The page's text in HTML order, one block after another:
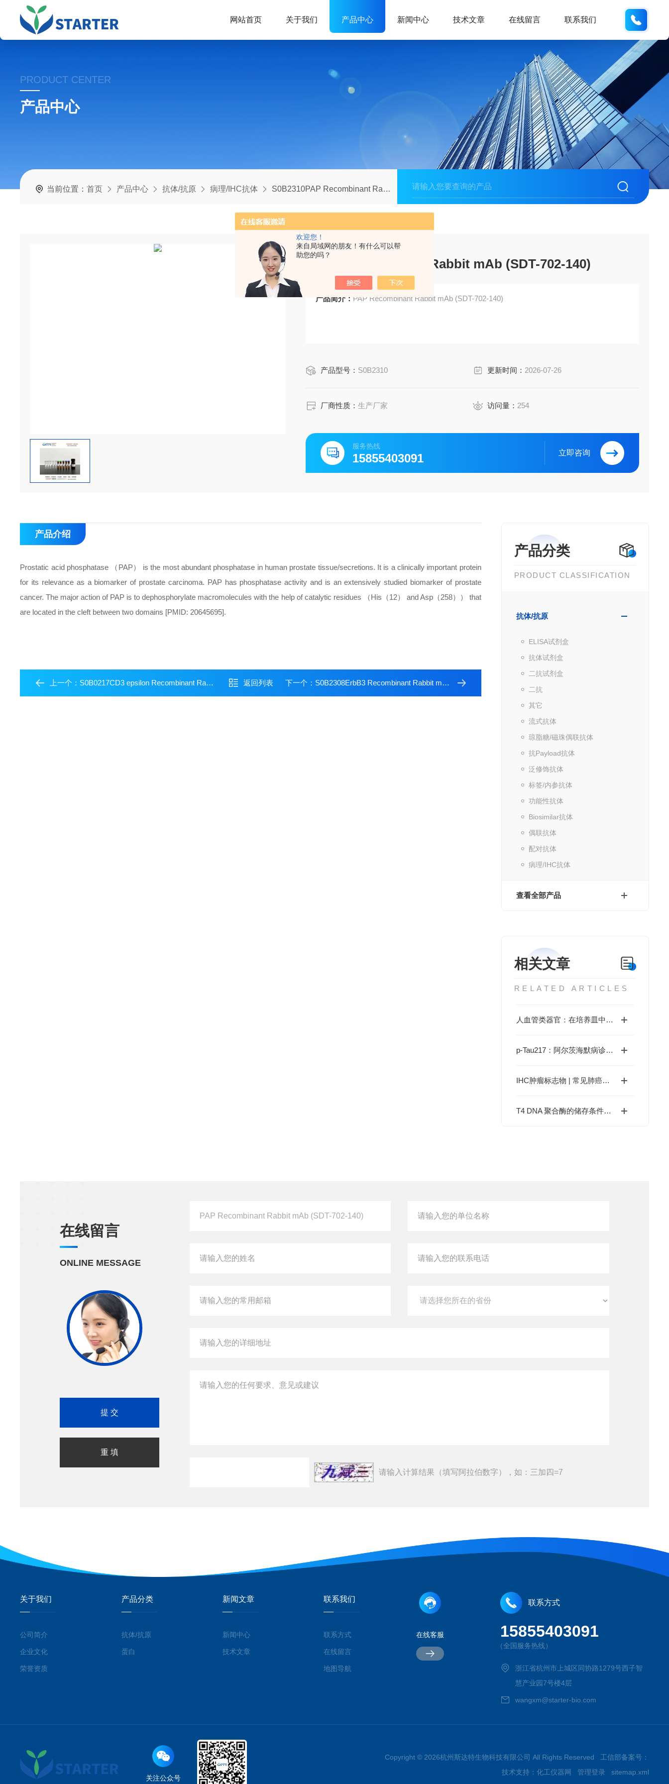
欢迎您！
来自局域网的朋友！有什么可以帮
助您的吗？
网站首页 关于我们 产品中心 新闻中心 技术文章 在线留言 联系我们
PRODUCT CENTER
产品中心
当前位置：首页 产品中心 抗体/抗原 病理/IHC抗体 S0B2310PAP Recombinant Rabbit mAb (SDT-702-140)
PAP Recombinant Rabbit mAb (SDT-702-140)
产品简介： PAP Recombinant Rabbit mAb (SDT-702-140)
产品型号： S0B2310 更新时间： 2026-07-26
厂商性质：生产厂家 访问量： 254
服务热线
15855403091 立即咨询
产品分类
PRODUCT CLASSIFICATION
抗体/抗原
ELISA试剂盒
抗体试剂盒
二抗试剂盒
二抗
其它
流式抗体
琼脂糖/磁珠偶联抗体
抗Payload抗体
泛修饰抗体
标签/内参抗体
功能性抗体
Biosimilar抗体
偶联抗体
配对抗体
病理/IHC抗体
查看全部产品
相关文章
RELATED ARTICLES
人血管类器官：在培养皿中构建生命脉管系统的革命性模型
p-Tau217：阿尔茨海默病诊断与预防的革命性突破
IHC肿瘤标志物 | 常见肺癌诊断
T4 DNA 聚合酶的储存条件、热失活参数与反应体系优化
产品介绍
Prostatic acid phosphatase （PAP） is the most abundant phosphatase in human prostate tissue/secretions. It is a clinically important protein
for its relevance as a biomarker of prostate carcinoma. PAP has phosphatase activity and is an extensively studied biomarker of prostate
cancer. The major action of PAP is to dephosphorylate macromolecules with the help of catalytic residues （His（12） and Asp（258）） that
are located in the cleft between two domains [PMID: 20645695].
上一个： S0B0217CD3 epsilon Recombinant Rabbit mAb (Alexa Fluor? 594 Conjugate) (S-241-49) 返回列表 下一个： S0B2308ErbB3 Recombinant Rabbit mAb (SDT-991-14)
在线留言
ONLINE MESSAGE
请输入计算结果（填写阿拉伯数字），如：三加四=7
关于我们
公司简介
企业文化
荣誉资质
产品分类
抗体/抗原
蛋白
新闻文章
新闻中心
技术文章
联系我们
联系方式
在线留言
地图导航
在线客服
联系方式
15855403091
（全国服务热线）
浙江省杭州市上城区同协路1279号西子智
慧产业园7号楼4层
wangxm@starter-bio.com
关注公众号
Copyright © 2026杭州斯达特生物科技有限公司 All Rights Reserved 工信部备案号：
技术支持： 化工仪器网 管理登录 sitemap.xml